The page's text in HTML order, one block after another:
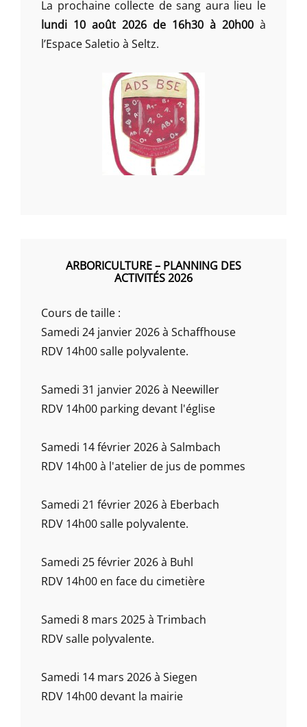
La prochaine collecte de sang aura lieu le
lundi 10 août 2026 de 16h30 à 20h00 à
l’Espace Saletio à Seltz.
ARBORICULTURE – PLANNING DES
ACTIVITÉS 2026
Cours de taille :
Samedi 24 janvier 2026 à Schaffhouse
RDV 14h00 salle polyvalente.
Samedi 31 janvier 2026 à Neewiller
RDV 14h00 parking devant l'église
Samedi 14 février 2026 à Salmbach
RDV 14h00 à l'atelier de jus de pommes
Samedi 21 février 2026 à Eberbach
RDV 14h00 salle polyvalente.
Samedi 25 février 2026 à Buhl
RDV 14h00 en face du cimetière
Samedi 8 mars 2025 à Trimbach
RDV salle polyvalente.
Samedi 14 mars 2026 à Siegen
RDV 14h00 devant la mairie